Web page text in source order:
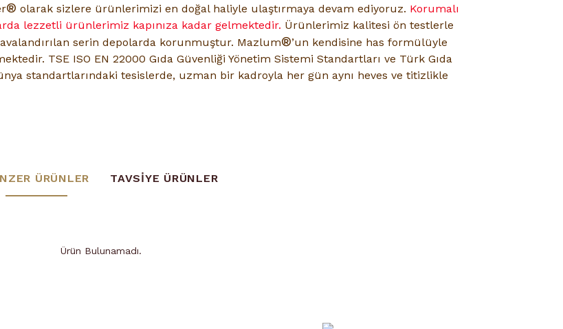
® olarak sizlere ürünlerimizi en doğal haliyle ulaştırmaya devam ediyoruz. Korumalı
lezzetli ürünlerimiz kapınıza kadar gelmektedir. Ürünlerimiz kalitesi ön testlerle
serin depolarda korunmuştur. Mazlum®’un kendisine has formülüyle
TSE ISO EN 22000 Gıda Güvenliği Yönetim Sistemi Standartları ve Türk Gıda
standartlarındaki tesislerde, uzman bir kadroyla her gün aynı heves ve titizlikle
ÜRÜNLER TAVSİYE ÜRÜNLER
Ürün Bulunamadı.